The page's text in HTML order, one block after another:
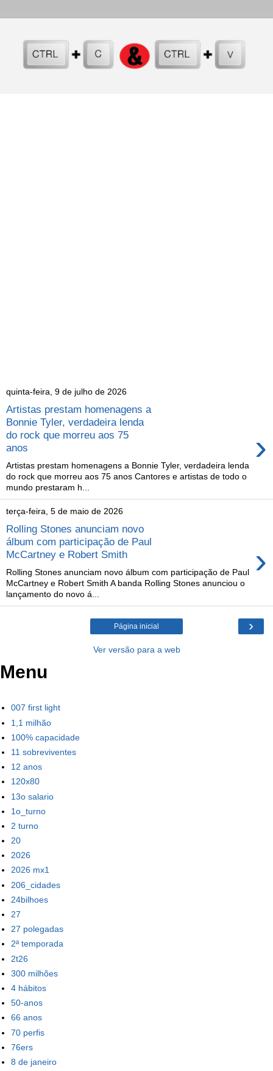
quinta-feira, 9 de julho de 2026
Artistas prestam homenagens a
Bonnie Tyler, verdadeira lenda
do rock que morreu aos 75
anos
›
Artistas prestam homenagens a Bonnie Tyler, verdadeira lenda
do rock que morreu aos 75 anos Cantores e artistas de todo o
mundo prestaram h...
terça-feira, 5 de maio de 2026
Rolling Stones anunciam novo
álbum com participação de Paul
McCartney e Robert Smith
›
Rolling Stones anunciam novo álbum com participação de Paul
McCartney e Robert Smith A banda Rolling Stones anunciou o
lançamento do novo á...
›
Página inicial
Ver versão para a web
Menu
007 first light
1,1 milhão
100% capacidade
11 sobreviventes
12 anos
120x80
13o salario
1o_turno
2 turno
20
2026
2026 mx1
206_cidades
24bilhoes
27
27 polegadas
2ª temporada
2t26
300 milhões
4 hábitos
50-anos
66 anos
70 perfis
76ers
8 de janeiro